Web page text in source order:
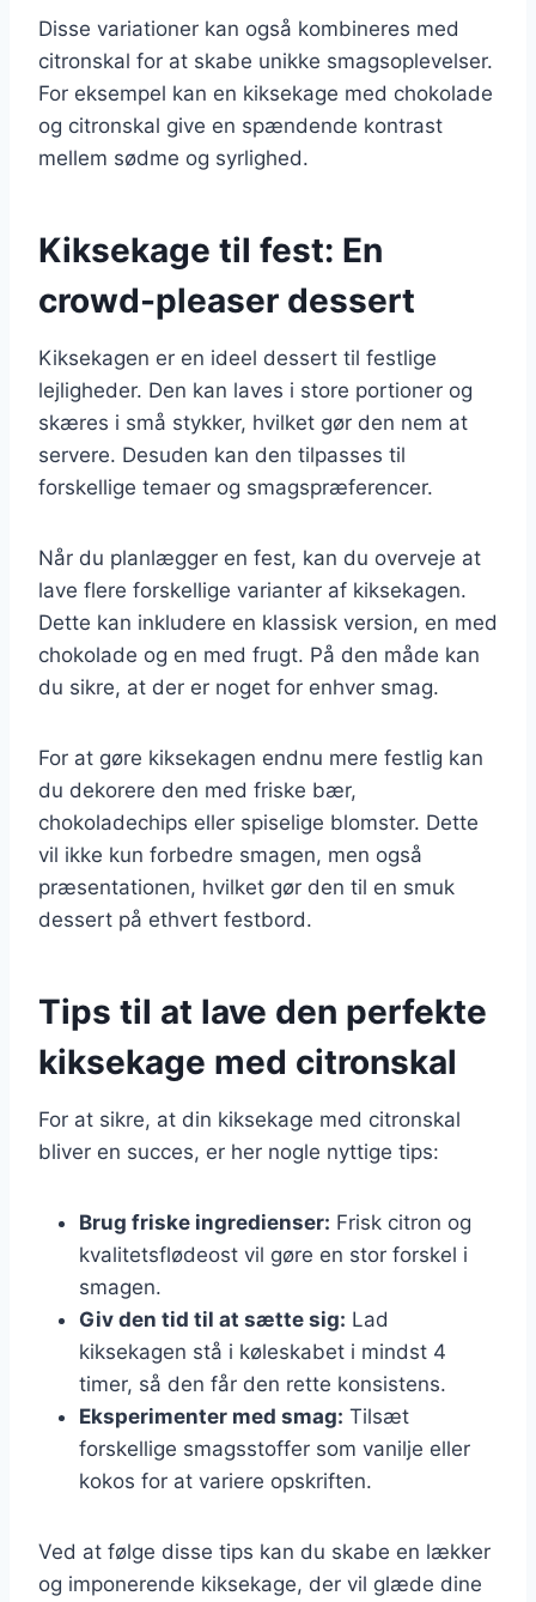
Disse variationer kan også kombineres med
citronskal for at skabe unikke smagsoplevelser.
For eksempel kan en kiksekage med chokolade
og citronskal give en spændende kontrast
mellem sødme og syrlighed.
Kiksekage til fest: En
crowd-pleaser dessert
Kiksekagen er en ideel dessert til festlige
lejligheder. Den kan laves i store portioner og
skæres i små stykker, hvilket gør den nem at
servere. Desuden kan den tilpasses til
forskellige temaer og smagspræferencer.
Når du planlægger en fest, kan du overveje at
lave flere forskellige varianter af kiksekagen.
Dette kan inkludere en klassisk version, en med
chokolade og en med frugt. På den måde kan
du sikre, at der er noget for enhver smag.
For at gøre kiksekagen endnu mere festlig kan
du dekorere den med friske bær,
chokoladechips eller spiselige blomster. Dette
vil ikke kun forbedre smagen, men også
præsentationen, hvilket gør den til en smuk
dessert på ethvert festbord.
Tips til at lave den perfekte
kiksekage med citronskal
For at sikre, at din kiksekage med citronskal
bliver en succes, er her nogle nyttige tips:
Brug friske ingredienser: Frisk citron og
kvalitetsflødeost vil gøre en stor forskel i
smagen.
Giv den tid til at sætte sig: Lad
kiksekagen stå i køleskabet i mindst 4
timer, så den får den rette konsistens.
Eksperimenter med smag: Tilsæt
forskellige smagsstoffer som vanilje eller
kokos for at variere opskriften.
Ved at følge disse tips kan du skabe en lækker
og imponerende kiksekage, der vil glæde dine